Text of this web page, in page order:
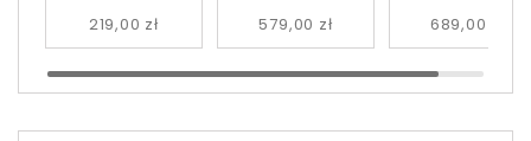
219,00 zł 579,00 zł 689,00 zł